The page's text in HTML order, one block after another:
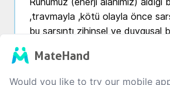
,travmayla ,kötü olayla önce
bu sarsıntı zihinsel ve duygusal
geldikten sonra biz hasta
MateHand
Would you like to try our mobile